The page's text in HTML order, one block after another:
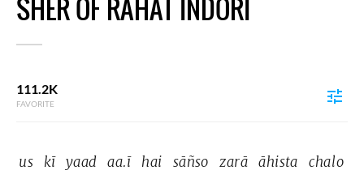
SHER OF RAHAT INDORI
111.2K
FAVORITE
us kī yaad aa.ī hai sāñso zarā āhista
chalo